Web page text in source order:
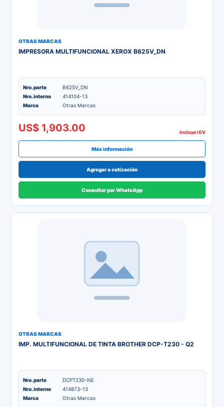
OTRAS MARCAS
IMPRESORA MULTIFUNCIONAL XEROX B625V_DN
Nro. parte
B625V_DN
Nro. interno
414104-13
Marca
Otras Marcas
US$ 1,903.00 Incluye IGV
Más información
Agregar a cotización
Consultar por WhatsApp
OTRAS MARCAS
IMP. MULTIFUNCIONAL DE TINTA BROTHER DCP-T230 - Q2
Nro. parte
DCPT230-NE
Nro. interno
414873-13
Marca
Otras Marcas